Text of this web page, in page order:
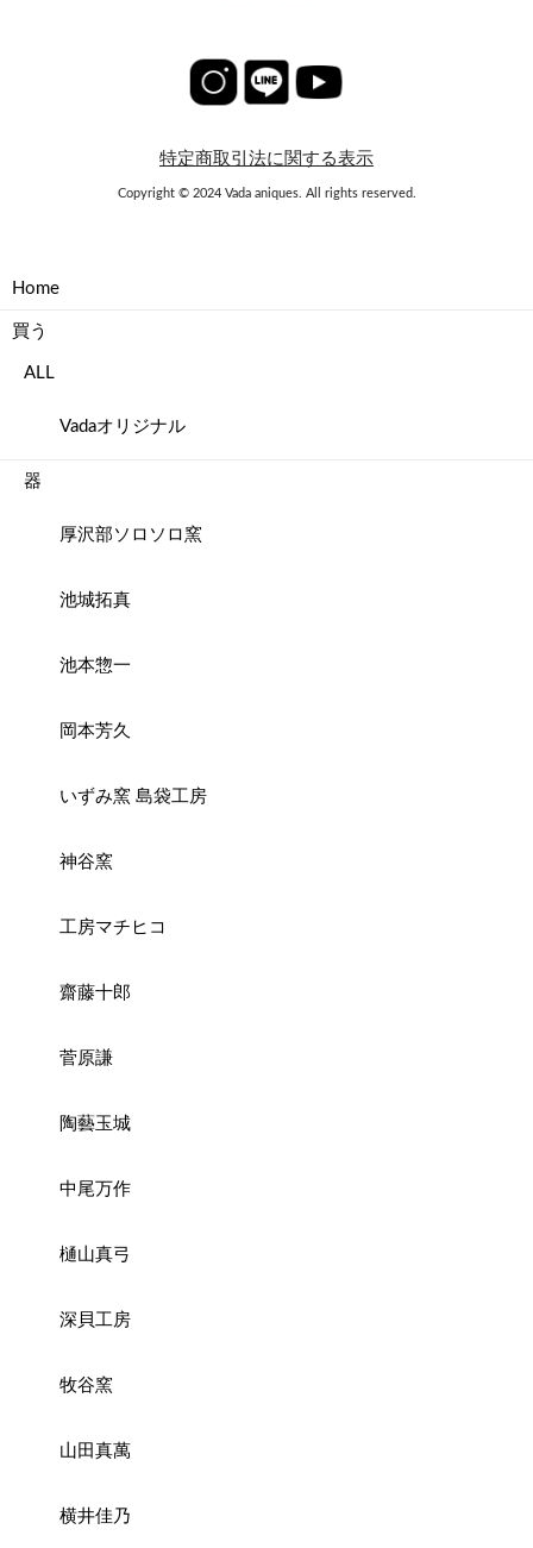
Home
買う
ALL
Vadaオリジナル
器
厚沢部ソロソロ窯
池城拓真
池本惣一
岡本芳久
いずみ窯 島袋工房
神谷窯
工房マチヒコ
齋藤十郎
菅原謙
陶藝玉城
中尾万作
樋山真弓
深貝工房
牧谷窯
山田真萬
横井佳乃
特定商取引法に関する表示
Copyright © 2024 Vada aniques. All rights reserved.